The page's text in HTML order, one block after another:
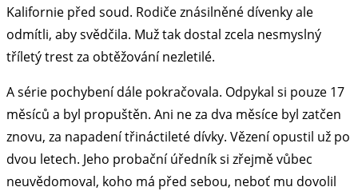
Kalifornie před soud. Rodiče znásilněné dívenky ale
odmítli, aby svědčila. Muž tak dostal zcela nesmyslný
tříletý trest za obtěžování nezletilé.
A série pochybení dále pokračovala. Odpykal si pouze 17
měsíců a byl propuštěn. Ani ne za dva měsíce byl zatčen
znovu, za napadení třináctileté dívky. Vězení opustil už po
dvou letech. Jeho probační úředník si zřejmě vůbec
neuvědomoval, koho má před sebou, neboť mu dovolil